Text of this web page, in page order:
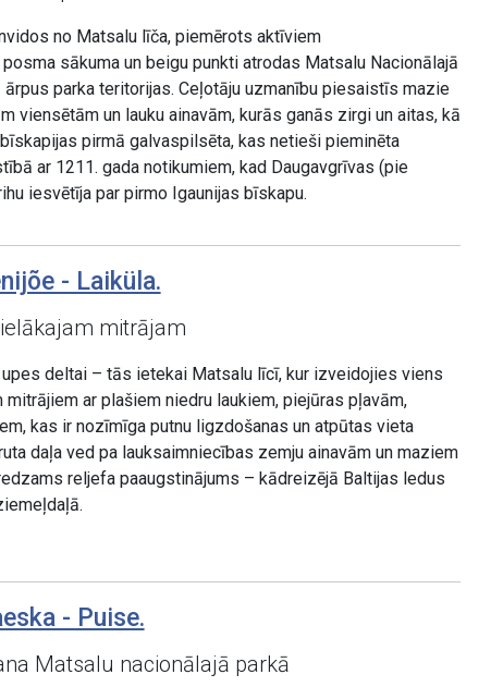
no Matsalu līča, piemērots aktīviem
sākuma un beigu punkti atrodas Matsalu Nacionālajā
parka teritorijas. Ceļotāju uzmanību piesaistīs mazie
viensētām un lauku ainavām, kurās ganās zirgi un aitas, kā
pirmā galvaspilsēta, kas netieši pieminēta
ar 1211. gada notikumiem, kad Daugavgrīvas (pie
iesvētīja par pirmo Igaunijas bīskapu.
- Laiküla.
mitrājam
deltai – tās ietekai Matsalu līcī, kur izveidojies viens
ar plašiem niedru laukiem, piejūras pļavām,
kas ir nozīmīga putnu ligzdošanas un atpūtas vieta
daļa ved pa lauksaimniecības zemju ainavām un maziem
reljefa paaugstinājums – kādreizējā Baltijas ledus
- Puise.
Matsalu nacionālajā parkā